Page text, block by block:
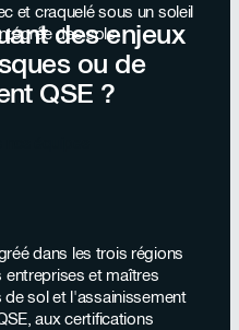
des enjeux
ou de
QSE ?
nos équipes
dans les trois régions
entreprises et maîtres
sol et l'assainissement
aux certifications